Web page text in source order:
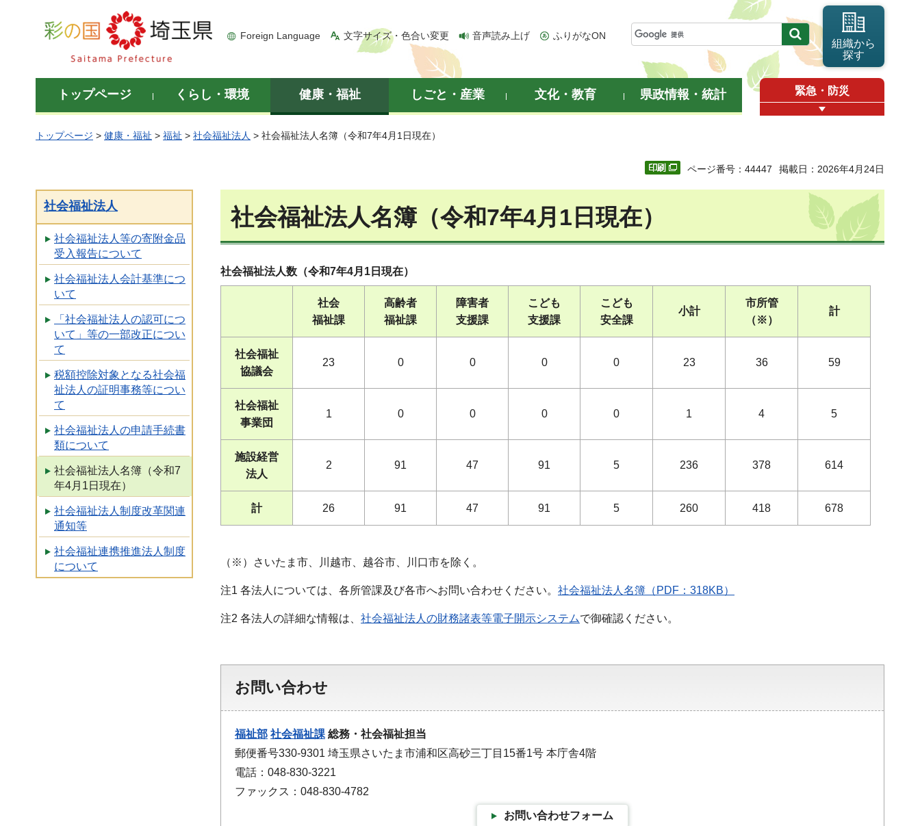
彩の国 埼玉県
Foreign Language 文字サイズ・色合い変更 音声読み上げ ふりがなON
組織から
探す
トップページ くらし・環境 健康・福祉 しごと・産業 文化・教育 県政情報・統計 緊急・防災
トップページ > 健康・福祉 > 福祉 > 社会福祉法人 > 社会福祉法人名簿（令和7年4月1日現在）
ページ番号：44447 掲載日：2026年4月24日
社会福祉法人
社会福祉法人等の寄附金品
受入報告について
社会福祉法人会計基準につ
いて
「社会福祉法人の認可につ
いて」等の一部改正につい
て
税額控除対象となる社会福
祉法人の証明事務等につい
て
社会福祉法人の申請手続書
類について
社会福祉法人名簿（令和7
年4月1日現在）
社会福祉法人制度改革関連
通知等
社会福祉連携推進法人制度
について
社会福祉法人名簿（令和7年4月1日現在）
社会福祉法人数（令和7年4月1日現在）
社会
福祉課
高齢者
福祉課
障害者
支援課
こども
支援課
こども
安全課
小計
市所管
（※）
計
社会福祉
協議会
23 0 0 0 0 23 36 59
社会福祉
事業団
1 0 0 0 0 1 4 5
施設経営
法人
2 91 47 91 5 236 378 614
計 26 91 47 91 5 260 418 678
（※）さいたま市、川越市、越谷市、川口市を除く。
注1 各法人については、各所管課及び各市へお問い合わせください。 社会福祉法人名簿（PDF：318KB）
注2 各法人の詳細な情報は、 社会福祉法人の財務諸表等電子開示システムで御確認ください。
お問い合わせ
福祉部 社会福祉課 総務・社会福祉担当
郵便番号330-9301 埼玉県さいたま市浦和区高砂三丁目15番1号 本庁舎4階
電話：048-830-3221
ファックス：048-830-4782
お問い合わせフォーム